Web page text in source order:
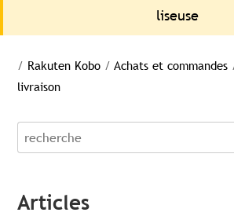
liseuse
/ Rakuten Kobo / Achats et commandes
livraison
recherche
Articles